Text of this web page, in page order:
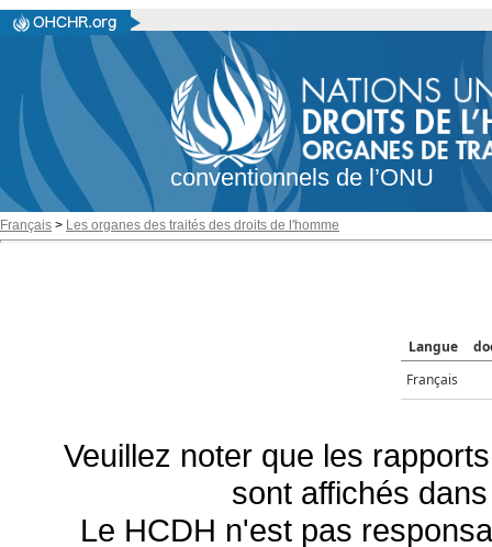
conventionnels de l’ONU
Français > Les organes des traités des droits de l'homme
Langue
Français
Veuillez noter que les
sont affichés
Le HCDH n'est pas